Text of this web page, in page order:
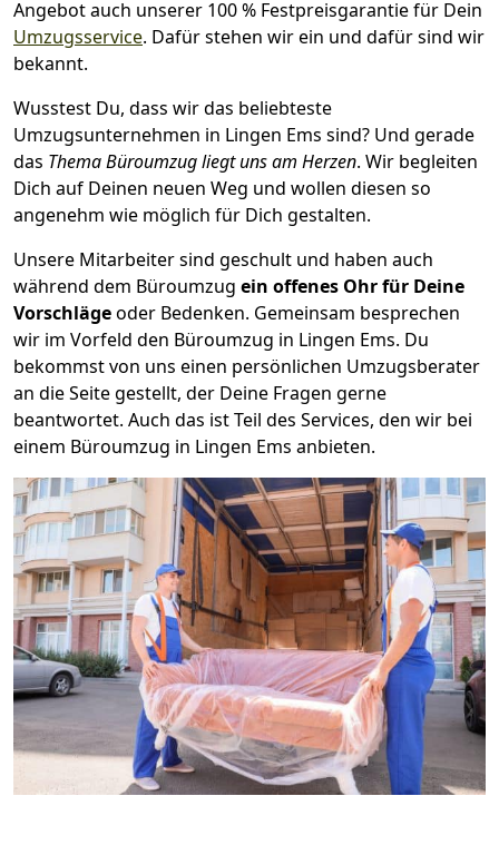
Angebot auch unserer 100 % Festpreisgarantie für Dein
Umzugsservice. Dafür stehen wir ein und dafür sind wir
bekannt.
Wusstest Du, dass wir das beliebteste
Umzugsunternehmen in Lingen Ems sind? Und gerade
das Thema Büroumzug liegt uns am Herzen. Wir begleiten
Dich auf Deinen neuen Weg und wollen diesen so
angenehm wie möglich für Dich gestalten.
Unsere Mitarbeiter sind geschult und haben auch
während dem Büroumzug ein offenes Ohr für Deine
Vorschlägeoder Bedenken. Gemeinsam besprechen
wir im Vorfeld den Büroumzug in Lingen Ems. Du
bekommst von uns einen persönlichen Umzugsberater
an die Seite gestellt, der Deine Fragen gerne
beantwortet. Auch das ist Teil des Services, den wir bei
einem Büroumzug in Lingen Ems anbieten.